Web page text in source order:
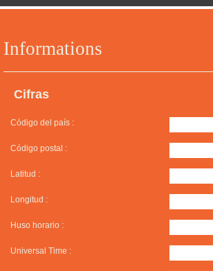
Informations
Cifras
Código del país :
Código postal :
Latitud :
Longitud :
Huso horario :
Universal Time :